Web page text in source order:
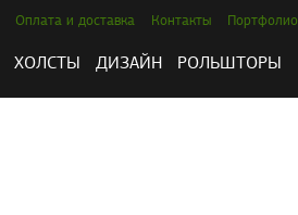
Оплата и доставка Контакты Портфолио
ХОЛСТЫ ДИЗАЙН РОЛЬШТОРЫ